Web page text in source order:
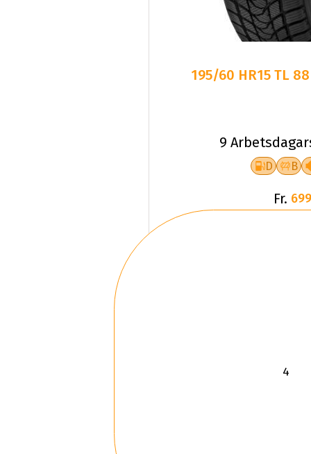
195/60 HR15 TL
9
D B
Fr.